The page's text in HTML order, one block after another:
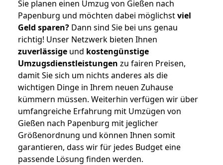
Sie planen einen Umzug von Gießen nach
Papenburg und möchten dabei möglichstviel
Geld sparen? Dann sind Sie bei uns genau
richtig! Unser Netzwerk bieten Ihnen
zuverlässige und kostengünstige
Umzugsdienstleistungen zu fairen Preisen,
damit Sie sich um nichts anderes als die
wichtigen Dinge in Ihrem neuen Zuhause
kümmern müssen. Weiterhin verfügen wir über
umfangreiche Erfahrung mit Umzügen von
Gießen nach Papenburg mit jeglicher
Größenordnung und können Ihnen somit
garantieren, dass wir für jedes Budget eine
passende Lösung finden werden.